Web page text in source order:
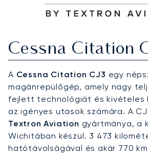
Cessna Citation
A Cessna Citation CJ3 egy
magánrepülőgép, amely nagy
fejlett technológiát és kivételes
az igényes utasok számára. A
Textron Aviation gyártmánya, a
Wichitában készül. 3 473
hatótávolságával és akár 770